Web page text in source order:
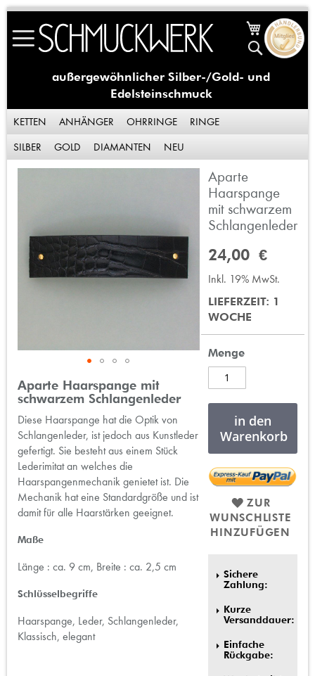
to
Content
Mein
Suche
außergewöhnlicher Silber-/Gold- und
Edelsteinschmuck
KETTEN ANHÄNGER OHRRINGE
RINGE
SILBER
GOLD DIAMANTEN NEU
springen
Zum
Anfang
der
Bildergalerie
springen
Aparte
Haarspange
mit schwarzem
Schlangenleder
24,00 €
Inkl. 19% MwSt.
LIEFERZEIT: 1
WOCHE
Menge
in den
Warenkorb
ZUR
WUNSCHLISTE
HINZUFÜGEN
Sichere
Zahlung:
Kurze
Versanddauer:
Einfache
Rückgabe:
Aparte Haarspange mit
schwarzem Schlangenleder
Diese Haarspange hat die Optik von
Schlangenleder, ist jedoch aus Kunstleder
gefertigt. Sie besteht aus einem Stück
Lederimitat an welches die
Haarspangenmechanik genietet ist. Die
Mechanik hat eine Standardgröße und ist
damit für alle Haarstärken geeignet.
Maße
Länge : ca. 9 cm, Breite : ca. 2,5 cm
Schlüsselbegriffe
Haarspange, Leder, Schlangenleder,
Klassisch, elegant